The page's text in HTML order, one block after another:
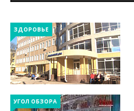
ЗДОРОВЬЕ
УГОЛ ОБЗОРА